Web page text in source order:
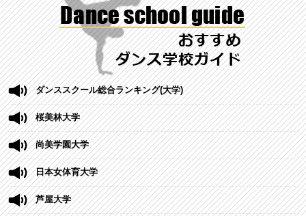
ダンススクール総合ランキング(大学)
桜美林大学
尚美学園大学
日本女体育大学
芦屋大学